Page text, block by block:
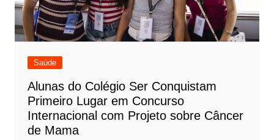
Saúde
Alunas do Colégio Ser Conquistam
Primeiro Lugar em Concurso
Internacional com Projeto sobre Câncer
de Mama